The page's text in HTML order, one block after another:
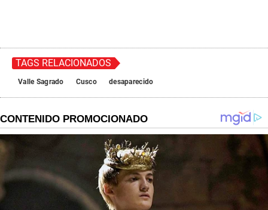
TAGS RELACIONADOS
Valle Sagrado Cusco desaparecido